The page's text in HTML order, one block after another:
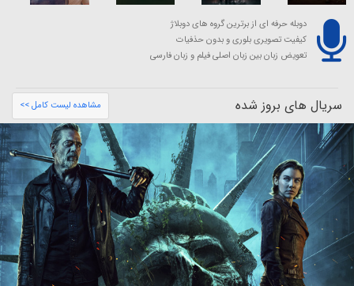
دوبله حرفه ای از برترین گروه های دوبلاژ
کیفیت تصویری بلوری و بدون حذفیات
تعویض زبان بین زبان اصلی فیلم و زبان فارسی
سریال های بروز شده مشاهده لیست کامل >>